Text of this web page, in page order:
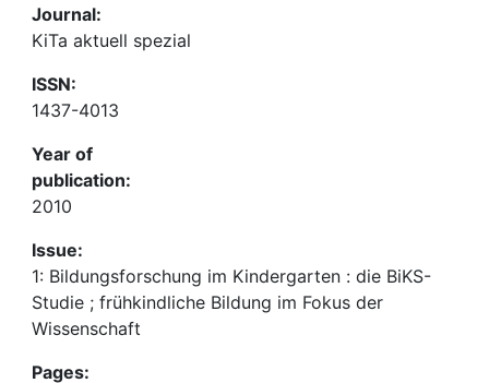
Journal:
KiTa aktuell spezial
ISSN:
1437-4013
Year of
publication:
2010
Issue:
1: Bildungsforschung im Kindergarten : die BiKS-
Studie ; frühkindliche Bildung im Fokus der
Wissenschaft
Pages: